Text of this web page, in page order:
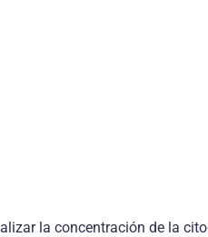
la concentración de la